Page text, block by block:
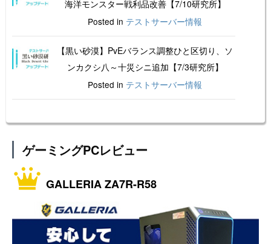
海洋モンスター戦利品改善【7/10研究所】
Posted in テストサーバー情報
【黒い砂漠】PvEバランス調整ひと区切り、ソ
ンカクシ八～十災シニ追加【7/3研究所】
Posted in テストサーバー情報
ゲーミングPCレビュー
GALLERIA ZA7R-R58